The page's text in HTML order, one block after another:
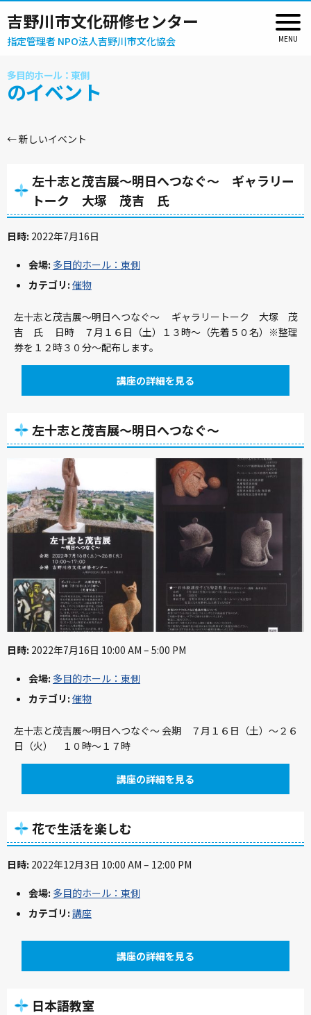
吉野川市文化研修センター
指定管理者 NPO法人吉野川市文化協会
多目的ホール：東側
のイベント
←新しいイベント
左十志と茂吉展～明日へつなぐ～ ギャラリー
トーク 大塚 茂吉 氏
日時: 2022年7月16日
会場: 多目的ホール：東側
カテゴリ: 催物
左十志と茂吉展～明日へつなぐ～ ギャラリートーク 大塚 茂
吉 氏 日時 ７月１６日（土）１３時～（先着５０名）※整理
券を１２時３０分～配布します。
講座の詳細を見る
左十志と茂吉展～明日へつなぐ～
日時: 2022年7月16日 10:00 AM – 5:00 PM
会場: 多目的ホール：東側
カテゴリ: 催物
左十志と茂吉展～明日へつなぐ～ 会期 ７月１６日（土）～２６
日（火） １０時～１７時
講座の詳細を見る
花で生活を楽しむ
日時: 2022年12月3日 10:00 AM – 12:00 PM
会場: 多目的ホール：東側
カテゴリ: 講座
講座の詳細を見る
日本語教室